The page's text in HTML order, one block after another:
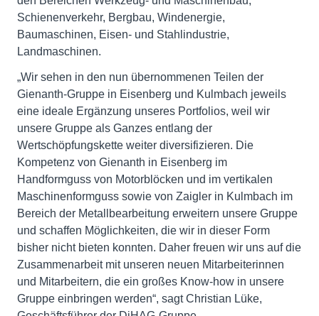
Schienenverkehr, Bergbau, Windenergie,
Baumaschinen, Eisen- und Stahlindustrie,
Landmaschinen.
„Wir sehen in den nun übernommenen Teilen der
Gienanth-Gruppe in Eisenberg und Kulmbach jeweils
eine ideale Ergänzung unseres Portfolios, weil wir
unsere Gruppe als Ganzes entlang der
Wertschöpfungskette weiter diversifizieren. Die
Kompetenz von Gienanth in Eisenberg im
Handformguss von Motorblöcken und im vertikalen
Maschinenformguss sowie von Zaigler in Kulmbach im
Bereich der Metallbearbeitung erweitern unsere Gruppe
und schaffen Möglichkeiten, die wir in dieser Form
bisher nicht bieten konnten. Daher freuen wir uns auf die
Zusammenarbeit mit unseren neuen Mitarbeiterinnen
und Mitarbeitern, die ein großes Know-how in unsere
Gruppe einbringen werden“, sagt Christian Lüke,